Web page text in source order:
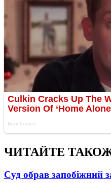
ЧИТАЙТЕ
Суд обрав запобіжний